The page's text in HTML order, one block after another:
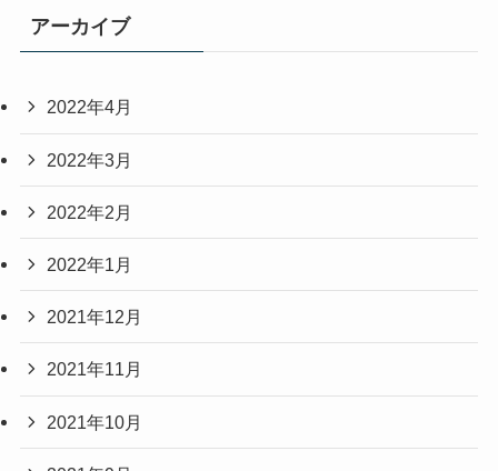
アーカイブ
2022年4月
2022年3月
2022年2月
2022年1月
2021年12月
2021年11月
2021年10月